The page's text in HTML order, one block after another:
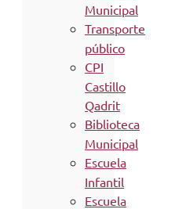
Municipal
Transporte
público
CPI
Castillo
Qadrit
Biblioteca
Municipal
Escuela
Infantil
Escuela